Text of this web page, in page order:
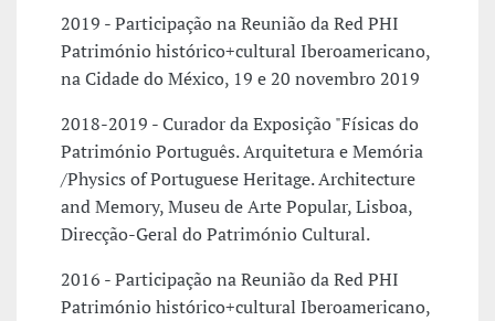
2019 - Participação na Reunião da Red PHI
Património histórico+cultural Iberoamericano,
na Cidade do México, 19 e 20 novembro 2019
2018-2019 - Curador da Exposição "Físicas do
Património Português. Arquitetura e Memória
/Physics of Portuguese Heritage. Architecture
and Memory, Museu de Arte Popular, Lisboa,
Direcção-Geral do Património Cultural.
2016 - Participação na Reunião da Red PHI
Património histórico+cultural Iberoamericano,